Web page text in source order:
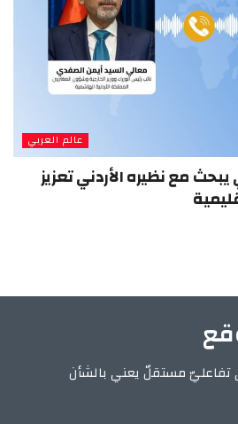
عالم العربي
يبحث مع نظيره الأردني تعزيز
مستقلّ يعني بالشأن